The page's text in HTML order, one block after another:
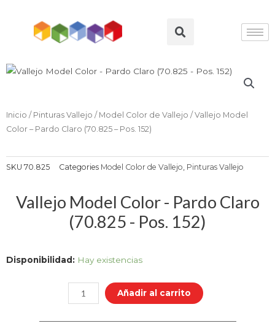
contenido
Search
Inicio / Pinturas Vallejo / Model Color de Vallejo / Vallejo Model
Color – Pardo Claro (70.825 – Pos. 152)
SKU 70.825 Categories Model Color de Vallejo, Pinturas Vallejo
Vallejo Model Color - Pardo Claro
(70.825 - Pos. 152)
Disponibilidad: Hay existencias
Vallejo
Color
-
Pardo
Añadir al carrito